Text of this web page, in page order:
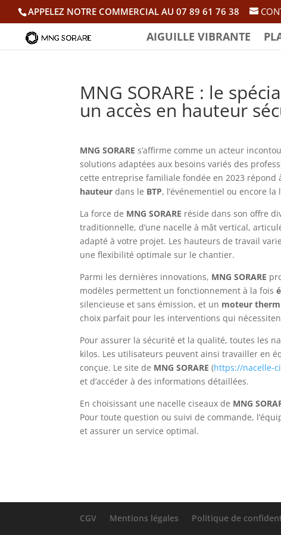
APPELEZ NOTRE COMMERCIAL AU 07 89 61 76 38
AIGUILLE VIBRANTE
MNG SORARE : le
un accès en hauteur
MNG SORARE s’affirme comme un acteur
solutions adaptées aux besoins variés des
cette entreprise familiale fondée en 2023
hauteur dans le BTP, l’événementiel ou encore la
La force de MNG SORARE réside dans son offre
traditionnelle, d’une nacelle à mât vertical,
adapté à votre projet. Les hauteurs de travail
une flexibilité optimale sur le chantier.
Parmi les dernières innovations, MNG SORARE
modèles permettent un fonctionnement à la fois
silencieuse et sans émission, et un moteur
choix parfait pour les interventions qui
Pour assurer la sécurité et la qualité, toutes les
kilos. Les utilisateurs peuvent ainsi travailler en
conçue. Le site de MNG SORARE (https://nacelle-
et d’accéder à des informations détaillées.
En choisissant une nacelle ciseaux de MNG
Pour toute question ou suivi de commande,
et assurer un service optimal.
CGV Mentions légales Politique de